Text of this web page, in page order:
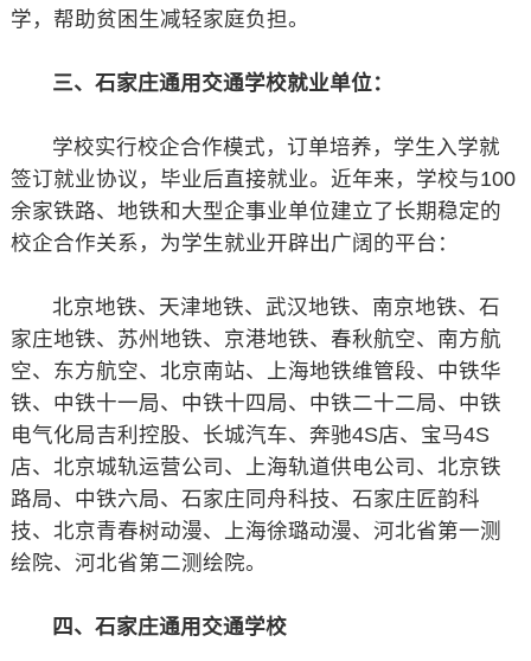
学，帮助贫困生减轻家庭负担。
三、石家庄通用交通学校就业单位：
学校实行校企合作模式，订单培养，学生入学就
签订就业协议，毕业后直接就业。近年来，学校与100
余家铁路、地铁和大型企事业单位建立了长期稳定的
校企合作关系，为学生就业开辟出广阔的平台：
北京地铁、天津地铁、武汉地铁、南京地铁、石
家庄地铁、苏州地铁、京港地铁、春秋航空、南方航
空、东方航空、北京南站、上海地铁维管段、中铁华
铁、中铁十一局、中铁十四局、中铁二十二局、中铁
电气化局吉利控股、长城汽车、奔驰4S店、宝马4S
店、北京城轨运营公司、上海轨道供电公司、北京铁
路局、中铁六局、石家庄同舟科技、石家庄匠韵科
技、北京青春树动漫、上海徐璐动漫、河北省第一测
绘院、河北省第二测绘院。
四、石家庄通用交通学校